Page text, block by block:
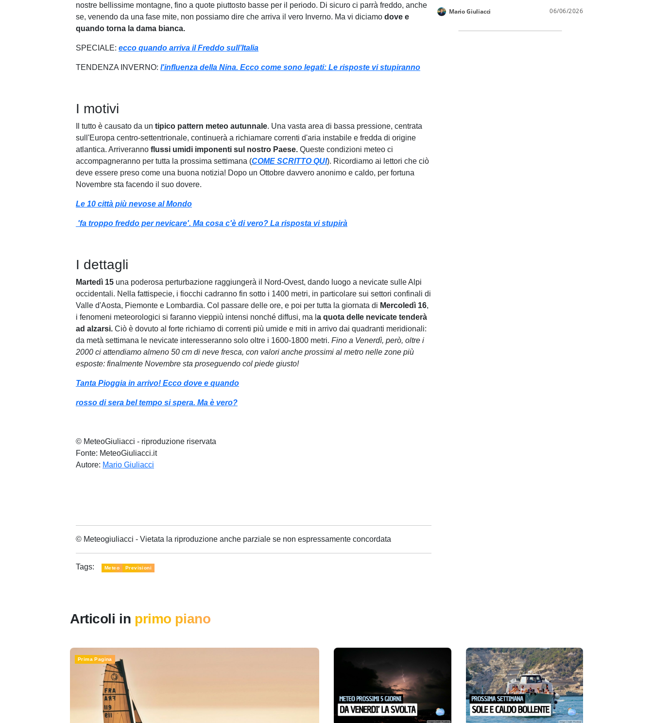
nostre bellissime montagne, fino a quote piuttosto basse per il periodo. Di sicuro ci parrà freddo, anche
se, venendo da una fase mite, non possiamo dire che arriva il vero Inverno. Ma vi diciamo dove e
quando torna la dama bianca.
SPECIALE: ecco quando arriva il Freddo sull’Italia
TENDENZA INVERNO: l'influenza della Nina. Ecco come sono legati: Le risposte vi stupiranno
I motivi
Il tutto è causato da un tipico pattern meteo autunnale. Una vasta area di bassa pressione, centrata
sull'Europa centro-settentrionale, continuerà a richiamare correnti d'aria instabile e fredda di origine
atlantica. Arriveranno flussi umidi imponenti sul nostro Paese. Queste condizioni meteo ci
accompagneranno per tutta la prossima settimana (COME SCRITTO QUI). Ricordiamo ai lettori che ciò
deve essere preso come una buona notizia! Dopo un Ottobre davvero anonimo e caldo, per fortuna
Novembre sta facendo il suo dovere.
Le 10 città più nevose al Mondo
'fa troppo freddo per nevicare'. Ma cosa c'è di vero? La risposta vi stupirà
I dettagli
Martedì 15 una poderosa perturbazione raggiungerà il Nord-Ovest, dando luogo a nevicate sulle Alpi
occidentali. Nella fattispecie, i fiocchi cadranno fin sotto i 1400 metri, in particolare sui settori confinali di
Valle d'Aosta, Piemonte e Lombardia. Col passare delle ore, e poi per tutta la giornata di Mercoledì 16,
i fenomeni meteorologici si faranno vieppiù intensi nonché diffusi, ma l a quota delle nevicate tenderà
ad alzarsi. Ciò è dovuto al forte richiamo di correnti più umide e miti in arrivo dai quadranti meridionali:
da metà settimana le nevicate interesseranno solo oltre i 1600-1800 metri. Fino a Venerdì, però, oltre i
2000 ci attendiamo almeno 50 cm di neve fresca, con valori anche prossimi al metro nelle zone più
esposte: finalmente Novembre sta proseguendo col piede giusto!
Tanta Pioggia in arrivo! Ecco dove e quando
rosso di sera bel tempo si spera. Ma è vero?
© MeteoGiuliacci - riproduzione riservata
Fonte: MeteoGiuliacci.it
Autore: Mario Giuliacci
© Meteogiuliacci - Vietata la riproduzione anche parziale se non espressamente concordata
Tags: Meteo Previsioni
Mario Giuliacci 06/06/2026
Articoli in primo piano
Prima Pagina